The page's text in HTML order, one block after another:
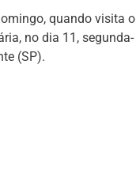
quando visita o
no dia 11, segunda-
(SP).